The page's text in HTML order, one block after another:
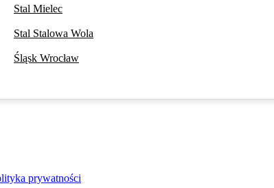
Stal Mielec
Stal Stalowa Wola
Śląsk Wrocław
prywatności